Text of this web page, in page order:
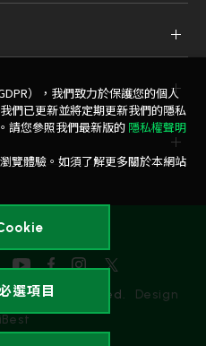
Rights Reserved.
Design
政策
），我們致力於保護您的個人
們已更新並將定期更新我們的隱私
請您參照我們最新版的 隱私權聲明
覽體驗。如須了解更多關於本網站
選項目